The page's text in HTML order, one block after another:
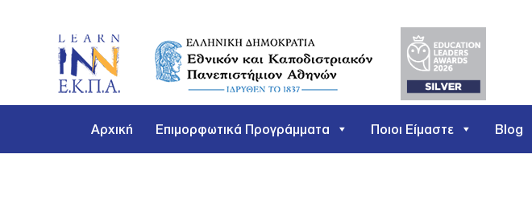
περιεχόμενο
Αρχική Επιμορφωτικά Προγράμματα Ποιοι Είμαστε Blog